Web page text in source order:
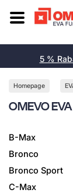
5 %
Homepage
OMEVO
B-Max
Bronco
Bronco Sport
C-Max